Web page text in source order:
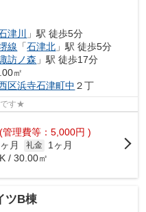
津川
」駅 徒歩5分
線 「石津北 」駅 徒歩5分
訪ノ森 」駅 徒歩17分
㎡
区浜寺石津町中 ２丁
です★
(管理費等：5,000円 )
月 礼金
1ヶ月
/ 30.00㎡
ツB棟